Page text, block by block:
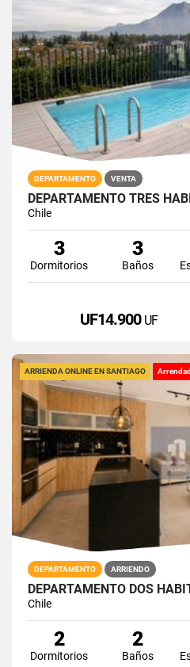
DEPARTAMENTO VENTA
DEPARTAMENTO TRES
Chile
3
Dormitorios
3
Baños
UF14.900 UF
ARRIENDA ONLINE EN SANTIAGO
DEPARTAMENTO ARRIENDO
DEPARTAMENTO DOS
Chile
2
Dormitorios
2
Baños